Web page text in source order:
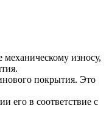
износу,
покрытия. Это
его в соответствие с